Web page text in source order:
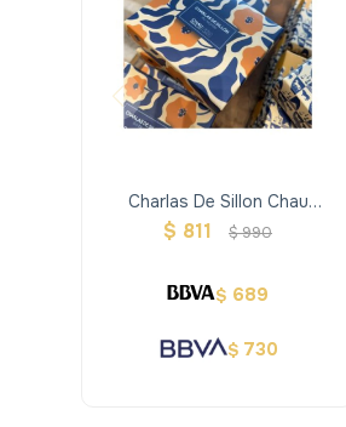
Charlas De Sillon Chau
Pantallas
$ 811 $990
$ 689
$ 730